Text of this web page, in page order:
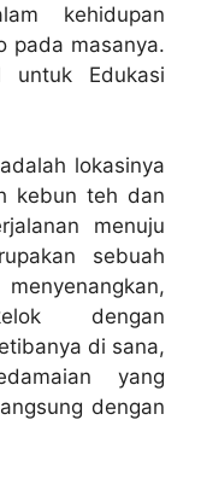
kehidupan
pada masanya.
untuk Edukasi
lokasinya
kebun teh dan
menuju
sebuah
dengan
di sana,
yang
dengan